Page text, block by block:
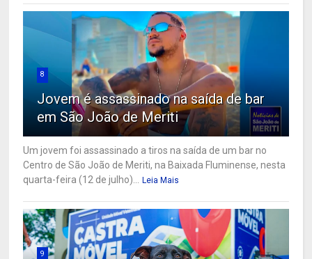
8
Jovem é assassinado na saída de bar
em São João de Meriti
Um jovem foi assassinado a tiros na saída de um bar no
Centro de São João de Meriti, na Baixada Fluminense, nesta
quarta-feira (12 de julho)... Leia Mais
9